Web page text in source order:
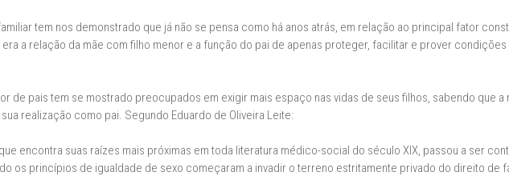
tem nos demonstrado que já não se pensa como há anos atrás, em relação ao principal fator
a relação da mãe com filho menor e a função do pai de apenas proteger, facilitar e prover condições
de pais tem se mostrado preocupados em exigir mais espaço nas vidas de seus filhos, sabendo que a
realização como pai. Segundo Eduardo de Oliveira Leite:
encontra suas raízes mais próximas em toda literatura médico-social do século XIX, passou a ser
os princípios de igualdade de sexo começaram a invadir o terreno estritamente privado do direito de